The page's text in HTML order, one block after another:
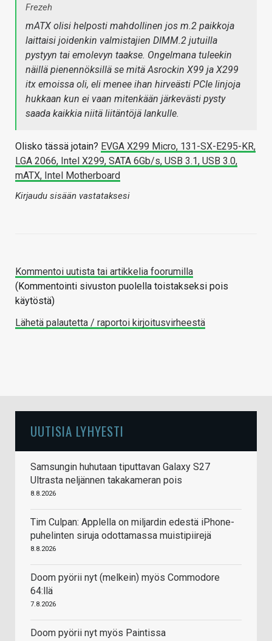
Frezeh
mATX olisi helposti mahdollinen jos m.2 paikkoja
laittaisi joidenkin valmistajien DIMM.2 jutuilla
pystyyn tai emolevyn taakse. Ongelmana tuleekin
näillä pienennöksillä se mitä Asrockin X99 ja X299
itx emoissa oli, eli menee ihan hirveästi PCIe linjoja
hukkaan kun ei vaan mitenkään järkevästi pysty
saada kaikkia niitä liitäntöjä lankulle.
Olisko tässä jotain? EVGA X299 Micro, 131-SX-E295-KR,
LGA 2066, Intel X299, SATA 6Gb/s, USB 3.1, USB 3.0,
mATX, Intel Motherboard
Kirjaudu sisään vastataksesi
Kommentoi uutista tai artikkelia foorumilla
(Kommentointi sivuston puolella toistakseksi pois
käytöstä)
Lähetä palautetta / raportoi kirjoitusvirheestä
UUTISIA LYHYESTI
Samsungin huhutaan tiputtavan Galaxy S27
Ultrasta neljännen takakameran pois
8.8.2026
Tim Culpan: Applella on miljardin edestä iPhone-
puhelinten siruja odottamassa muistipiirejä
8.8.2026
Doom pyörii nyt (melkein) myös Commodore
64:llä
7.8.2026
Doom pyörii nyt myös Paintissa